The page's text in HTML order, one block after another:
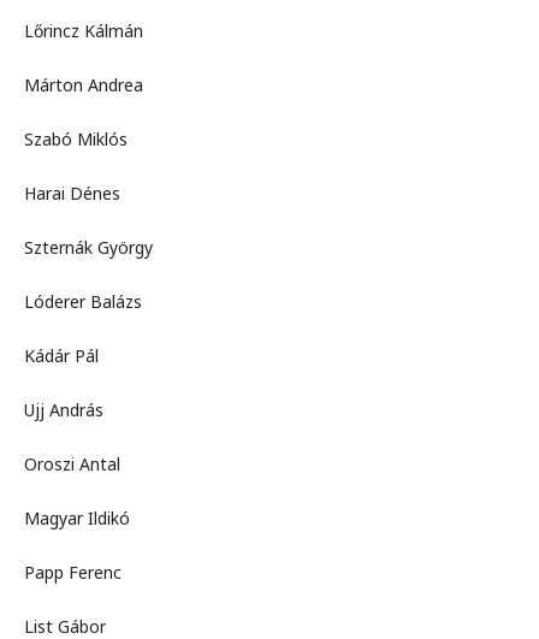
Lőrincz Kálmán
Márton Andrea
Szabó Miklós
Harai Dénes
Szternák György
Lóderer Balázs
Kádár Pál
Ujj András
Oroszi Antal
Magyar Ildikó
Papp Ferenc
List Gábor